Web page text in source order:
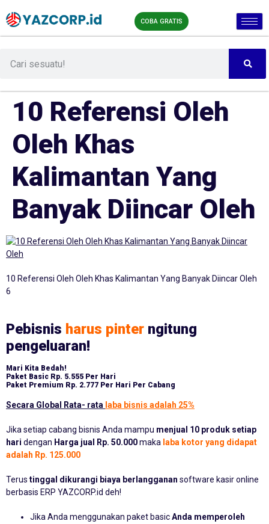
COBA GRATIS
10 Referensi Oleh
Oleh Khas
Kalimantan Yang
Banyak Diincar Oleh
10 Referensi Oleh Oleh Khas Kalimantan Yang Banyak Diincar Oleh
6
Pebisnis harus pinter ngitung
pengeluaran!
Mari Kita Bedah!
Paket Basic Rp. 5.555 Per Hari
Paket Premium Rp. 2.777 Per Hari Per Cabang
Secara Global Rata- rata laba bisnis adalah 25%
Jika setiap cabang bisnis Anda mampu menjual 10 produk setiap
hari dengan Harga jual Rp. 50.000maka laba kotor yang didapat
adalah Rp. 125.000
Terus tinggal dikurangi biaya berlangganan software kasir online
berbasis ERP YAZCORP.id deh!
Jika Anda menggunakan paket basicAnda memperoleh